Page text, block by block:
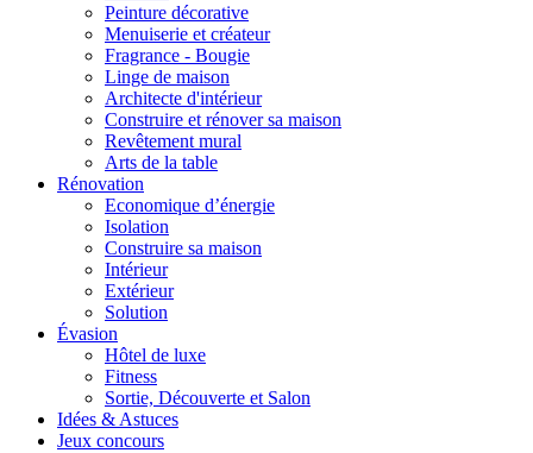
Peinture décorative
Menuiserie et créateur
Fragrance - Bougie
Linge de maison
Architecte d'intérieur
Construire et rénover sa maison
Revêtement mural
Arts de la table
Rénovation
Economique d’énergie
Isolation
Construire sa maison
Intérieur
Extérieur
Solution
Évasion
Hôtel de luxe
Fitness
Sortie, Découverte et Salon
Idées & Astuces
Jeux concours